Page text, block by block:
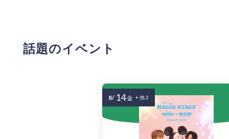
話題のイベント
8/ 14金 + 他 2